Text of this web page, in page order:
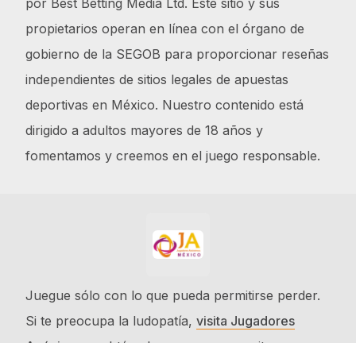
por Best Betting Media Ltd. Este sitio y sus
propietarios operan en línea con el órgano de
gobierno de la SEGOB para proporcionar reseñas
independientes de sitios legales de apuestas
deportivas en México. Nuestro contenido está
dirigido a adultos mayores de 18 años y
fomentamos y creemos en el juego responsable.
Juegue sólo con lo que pueda permitirse perder.
Si te preocupa la ludopatía, visita Jugadores